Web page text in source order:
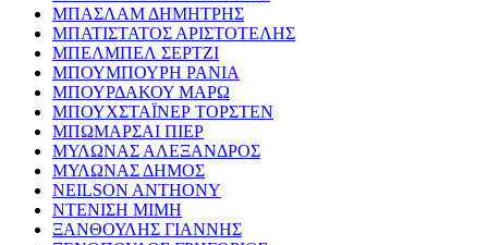
ΜΠΑΣΛΑΜ ΔΗΜΗΤΡΗΣ
ΜΠΑΤΙΣΤΑΤΟΣ ΑΡΙΣΤΟΤΕΛΗΣ
ΜΠΕΛΜΠΕΛ ΣΕΡΤΖΙ
ΜΠΟΥΜΠΟΥΡΗ ΡΑΝΙΑ
ΜΠΟΥΡΔΑΚΟΥ ΜΑΡΩ
ΜΠΟΥΧΣΤΑΪΝΕΡ ΤΟΡΣΤΕΝ
ΜΠΩΜΑΡΣΑΙ ΠΙΕΡ
ΜΥΛΩΝΑΣ ΑΛΕΞΑΝΔΡΟΣ
ΜΥΛΩΝΑΣ ΔΗΜΟΣ
NEILSON ANTHONY
ΝΤΕΝΙΣΗ ΜΙΜΗ
ΞΑΝΘΟΥΛΗΣ ΓΙΑΝΝΗΣ